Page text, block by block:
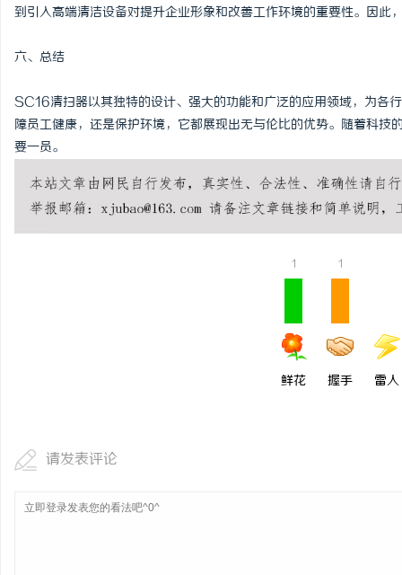
到引入高端清洁设备对提升企业形象和改善工作环境的重要性。因
六、总结
SC16清扫器以其独特的设计、强大的功能和广泛的应用领域，为各
障员工健康，还是保护环境，它都展现出无与伦比的优势。随着科
要一员。
1
鲜花
1
握手 雷人
请发表评论